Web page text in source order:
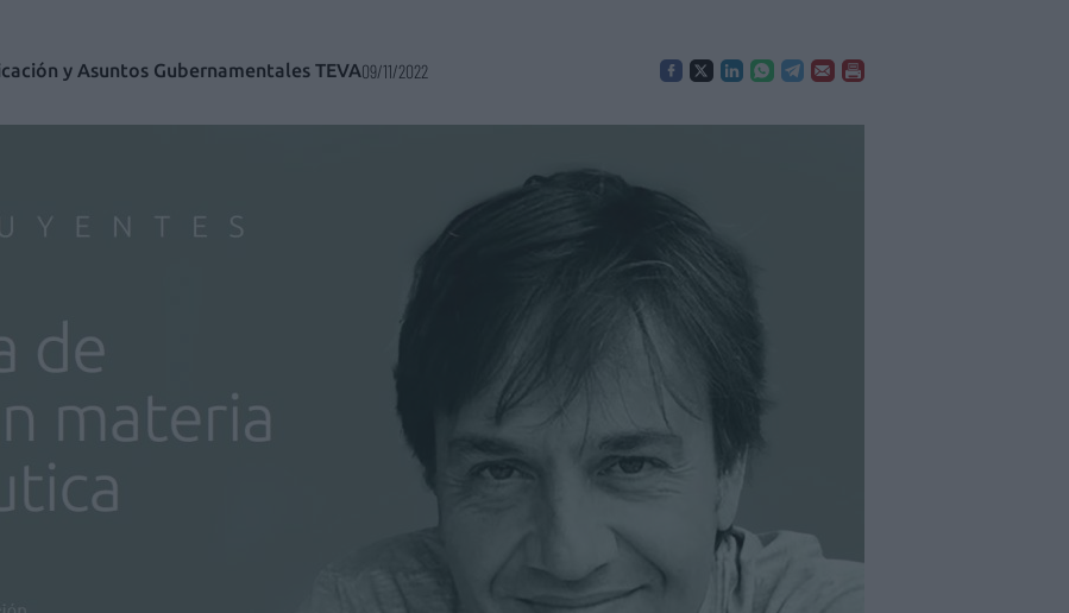
y Asuntos Gubernamentales TEVA09/11/2022